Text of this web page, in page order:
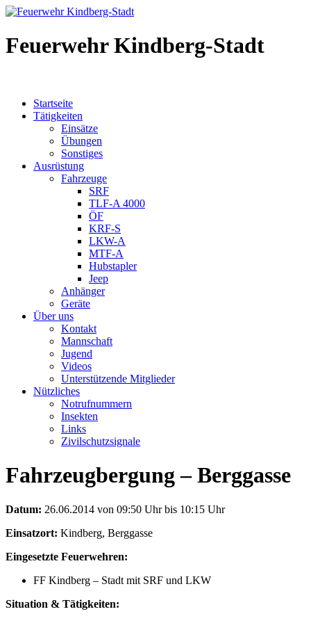
Feuerwehr Kindberg-Stadt
Startseite
Tätigkeiten
Einsätze
Übungen
Sonstiges
Ausrüstung
Fahrzeuge
SRF
TLF-A 4000
ÖF
KRF-S
LKW-A
MTF-A
Hubstapler
Jeep
Anhänger
Geräte
Über uns
Kontakt
Mannschaft
Jugend
Videos
Unterstützende Mitglieder
Nützliches
Notrufnummern
Insekten
Links
Zivilschutzsignale
Fahrzeugbergung – Berggasse
Datum: 26.06.2014 von 09:50 Uhr bis 10:15 Uhr
Einsatzort: Kindberg, Berggasse
Eingesetzte Feuerwehren:
FF Kindberg – Stadt mit SRF und LKW
Situation & Tätigkeiten: